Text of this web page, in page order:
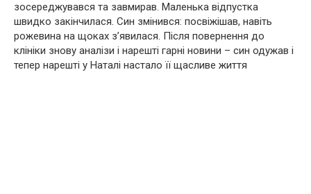
зосереджувався та завмирав. Маленька відпустка
швидко закінчилася. Син змінився: посвіжішав, навіть
рожевина на щоках з’явилася. Після повернення до
клініки знову аналізи і нарешті гарні новини – син одужав і
тепер нарешті у Наталі настало її щасливе життя